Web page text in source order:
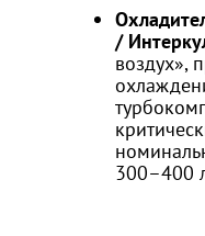
/
воздух»,
300–400